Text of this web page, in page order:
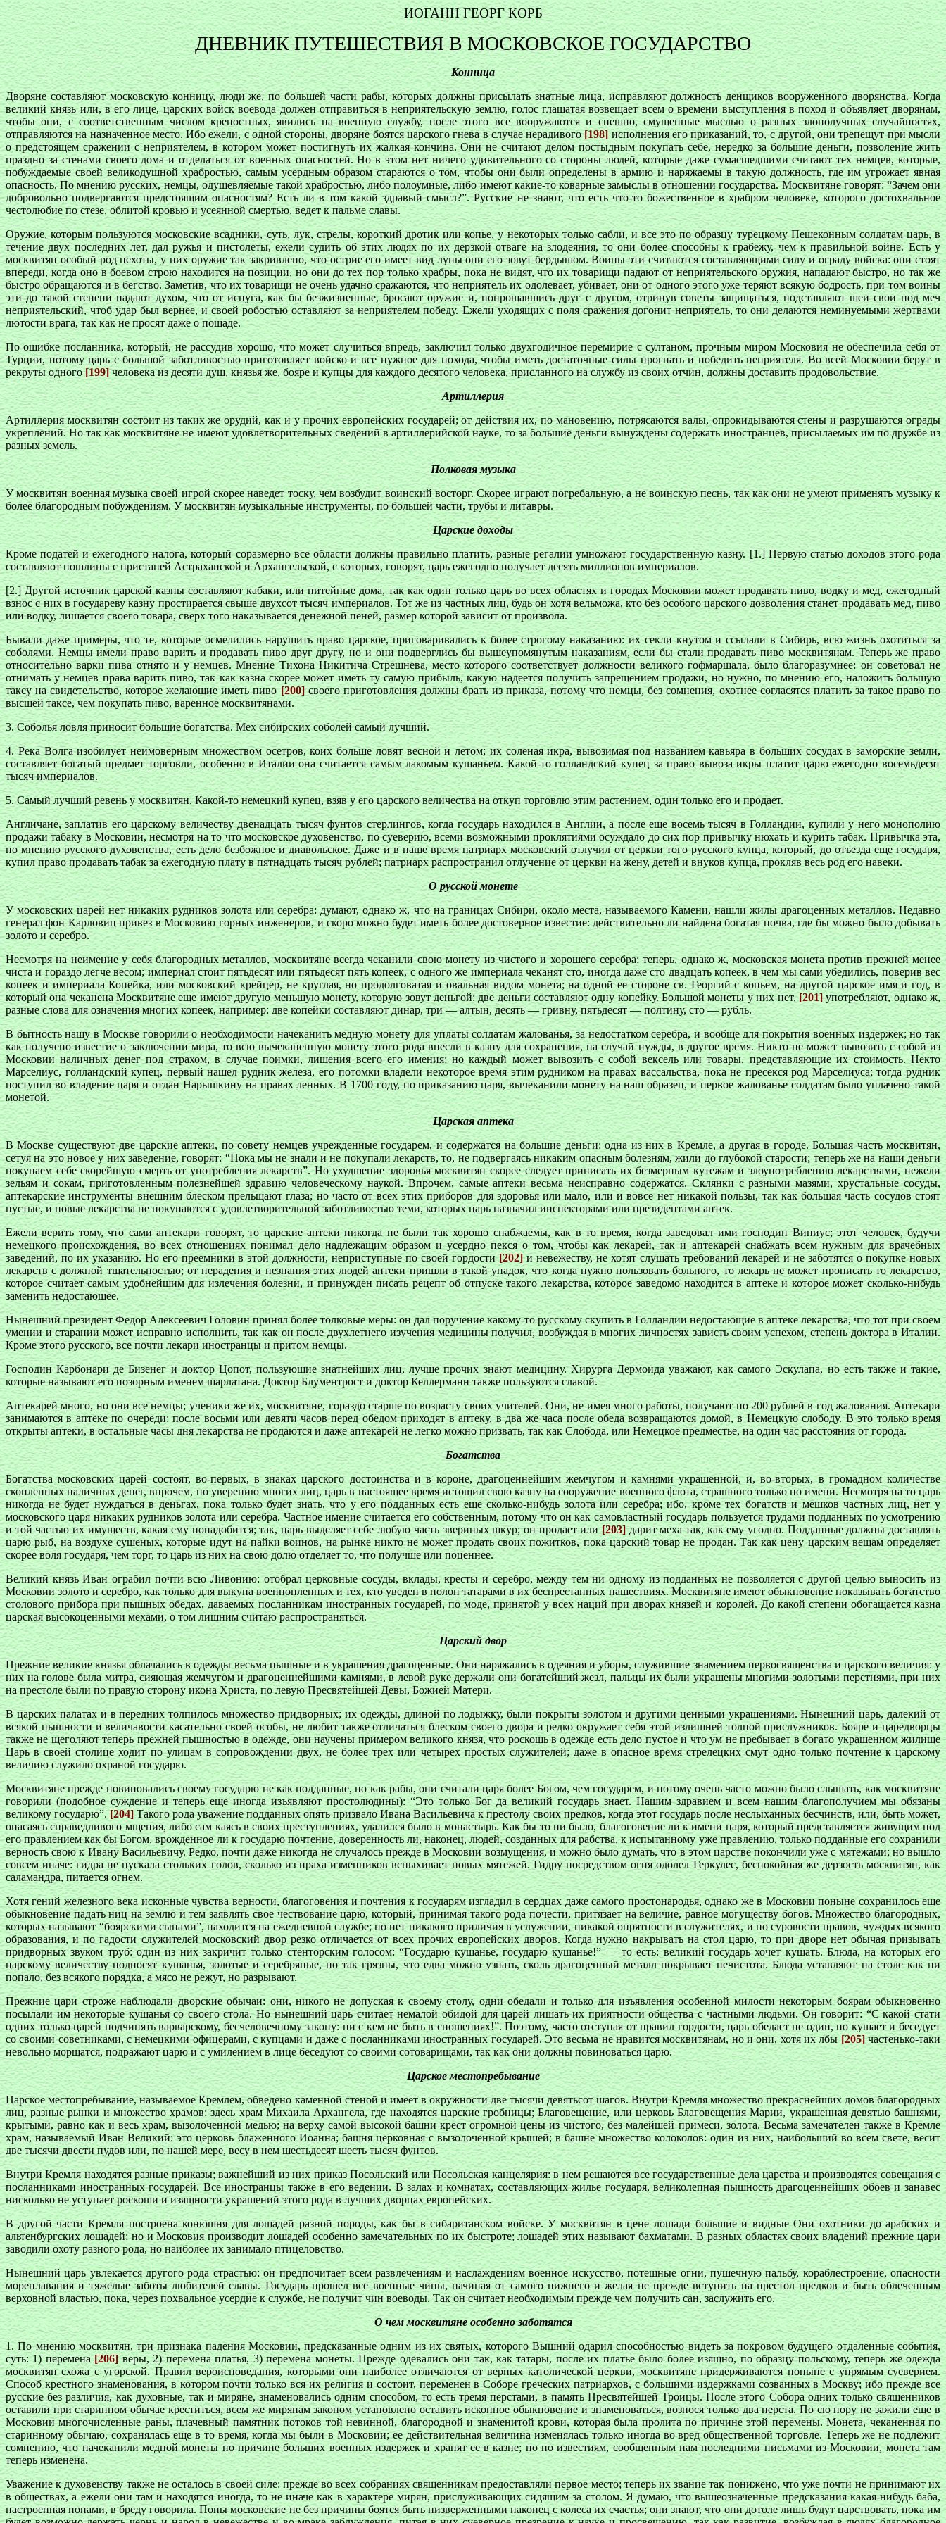
ИОГАНН ГЕОРГ КОРБ
ДНЕВНИК ПУТЕШЕСТВИЯ В МОСКОВСКОЕ ГОСУДАРСТВО
Конница
Дворяне составляют московскую конницу, люди же, по большей части рабы, которых должны присылать знатные лица, исправляют должность денщиков вооруженного дворянства. Когда
великий князь или, в его лице, царских войск воевода должен отправиться в неприятельскую землю, голос глашатая возвещает всем о времени выступления в поход и объявляет дворянам,
чтобы они, с соответственным числом крепостных, явились на военную службу, после этого все вооружаются и спешно, смущенные мыслью о разных злополучных случайностях,
отправляются на назначенное место. Ибо ежели, с одной стороны, дворяне боятся царского гнева в случае нерадивого[198] исполнения его приказаний, то, с другой, они трепещут при мысли
о предстоящем сражении с неприятелем, в котором может постигнуть их жалкая кончина. Они не считают делом постыдным покупать себе, нередко за большие деньги, позволение жить
праздно за стенами своего дома и отделаться от военных опасностей. Но в этом нет ничего удивительного со стороны людей, которые даже сумасшедшими считают тех немцев, которые,
побуждаемые своей великодушной храбростью, самым усердным образом стараются о том, чтобы они были определены в армию и наряжаемы в такую должность, где им угрожает явная
опасность. По мнению русских, немцы, одушевляемые такой храбростью, либо полоумные, либо имеют какие-то коварные замыслы в отношении государства. Москвитяне говорят: “Зачем они
добровольно подвергаются предстоящим опасностям? Есть ли в том какой здравый смысл?”. Русские не знают, что есть что-то божественное в храбром человеке, которого достохвальное
честолюбие по стезе, облитой кровью и усеянной смертью, ведет к пальме славы.
Оружие, которым пользуются московские всадники, суть, лук, стрелы, короткий дротик или копье, у некоторых только сабли, и все это по образцу турецкому Пешеконным солдатам царь, в
течение двух последних лет, дал ружья и пистолеты, ежели судить об этих людях по их дерзкой отваге на злодеяния, то они более способны к грабежу, чем к правильной войне. Есть у
москвитян особый род пехоты, у них оружие так закривлено, что острие его имеет вид луны они его зовут бердышом. Воины эти считаются составляющими силу и ограду войска: они стоят
впереди, когда оно в боевом строю находится на позиции, но они до тех пор только храбры, пока не видят, что их товарищи падают от неприятельского оружия, нападают быстро, но так же
быстро обращаются и в бегство. Заметив, что их товарищи не очень удачно сражаются, что неприятель их одолевает, убивает, они от одного этого уже теряют всякую бодрость, при том воины
эти до такой степени падают духом, что от испуга, как бы безжизненные, бросают оружие и, попрощавшись друг с другом, отринув советы защищаться, подставляют шеи свои под меч
неприятельский, чтоб удар был вернее, и своей робостью оставляют за неприятелем победу. Ежели уходящих с поля сражения догонит неприятель, то они делаются неминуемыми жертвами
лютости врага, так как не просят даже о пощаде.
По ошибке посланника, который, не рассудив хорошо, что может случиться впредь, заключил только двухгодичное перемирие с султаном, прочным миром Московия не обеспечила себя от
Турции, потому царь с большой заботливостью приготовляет войско и все нужное для похода, чтобы иметь достаточные силы прогнать и победить неприятеля. Во всей Московии берут в
рекруты одного[199]человека из десяти душ, князья же, бояре и купцы для каждого десятого человека, присланного на службу из своих отчин, должны доставить продовольствие.
Артиллерия
Артиллерия москвитян состоит из таких же орудий, как и у прочих европейских государей; от действия их, по мановению, потрясаются валы, опрокидываются стены и разрушаются ограды
укреплений. Но так как москвитяне не имеют удовлетворительных сведений в артиллерийской науке, то за большие деньги вынуждены содержать иностранцев, присылаемых им по дружбе из
разных земель.
Полковая музыка
У москвитян военная музыка своей игрой скорее наведет тоску, чем возбудит воинский восторг. Скорее играют погребальную, а не воинскую песнь, так как они не умеют применять музыку к
более благородным побуждениям. У москвитян музыкальные инструменты, по большей части, трубы и литавры.
Царские доходы
Кроме податей и ежегодного налога, который соразмерно все области должны правильно платить, разные регалии умножают государственную казну. [1.] Первую статью доходов этого рода
составляют пошлины с пристаней Астраханской и Архангельской, с которых, говорят, царь ежегодно получает десять миллионов империалов.
[2.] Другой источник царской казны составляют кабаки, или питейные дома, так как один только царь во всех областях и городах Московии может продавать пиво, водку и мед, ежегодный
взнос с них в государеву казну простирается свыше двухсот тысяч империалов. Тот же из частных лиц, будь он хотя вельможа, кто без особого царского дозволения станет продавать мед, пиво
или водку, лишается своего товара, сверх того наказывается денежной пеней, размер которой зависит от произвола.
Бывали даже примеры, что те, которые осмелились нарушить право царское, приговаривались к более строгому наказанию: их секли кнутом и ссылали в Сибирь, всю жизнь охотиться за
соболями. Немцы имели право варить и продавать пиво друг другу, но и они подверглись бы вышеупомянутым наказаниям, если бы стали продавать пиво москвитянам. Теперь же право
относительно варки пива отнято и у немцев. Мнение Тихона Никитича Стрешнева, место которого соответствует должности великого гофмаршала, было благоразумнее: он советовал не
отнимать у немцев права варить пиво, так как казна скорее может иметь ту самую прибыль, какую надеется получить запрещением продажи, но нужно, по мнению его, наложить большую
таксу на свидетельство, которое желающие иметь пиво[200]своего приготовления должны брать из приказа, потому что немцы, без сомнения, охотнее согласятся платить за такое право по
высшей таксе, чем покупать пиво, варенное москвитянами.
3. Соболья ловля приносит большие богатства. Мех сибирских соболей самый лучший.
4. Река Волга изобилует неимоверным множеством осетров, коих больше ловят весной и летом; их соленая икра, вывозимая под названием кавьяра в больших сосудах в заморские земли,
составляет богатый предмет торговли, особенно в Италии она считается самым лакомым кушаньем. Какой-то голландский купец за право вывоза икры платит царю ежегодно восемьдесят
тысяч империалов.
5. Самый лучший ревень у москвитян. Какой-то немецкий купец, взяв у его царского величества на откуп торговлю этим растением, один только его и продает.
Англичане, заплатив его царскому величеству двенадцать тысяч фунтов стерлингов, когда государь находился в Англии, а после еще восемь тысяч в Голландии, купили у него монополию
продажи табаку в Московии, несмотря на то что московское духовенство, по суеверию, всеми возможными проклятиями осуждало до сих пор привычку нюхать и курить табак. Привычка эта,
по мнению русского духовенства, есть дело безбожное и диавольское. Даже и в наше время патриарх московский отлучил от церкви того русского купца, который, до отъезда еще государя,
купил право продавать табак за ежегодную плату в пятнадцать тысяч рублей; патриарх распространил отлучение от церкви на жену, детей и внуков купца, прокляв весь род его навеки.
О русской монете
У московских царей нет никаких рудников золота или серебра: думают, однако ж, что на границах Сибири, около места, называемого Камени, нашли жилы драгоценных металлов. Недавно
генерал фон Карловиц привез в Московию горных инженеров, и скоро можно будет иметь более достоверное известие: действительно ли найдена богатая почва, где бы можно было добывать
золото и серебро.
Несмотря на неимение у себя благородных металлов, москвитяне всегда чеканили свою монету из чистого и хорошего серебра; теперь, однако ж, московская монета против прежней менее
чиста и гораздо легче весом; империал стоит пятьдесят или пятьдесят пять копеек, с одного же империала чеканят сто, иногда даже сто двадцать копеек, в чем мы сами убедились, поверив вес
копеек и империала Копейка, или московский крейцер, не круглая, но продолговатая и овальная видом монета; на одной ее стороне св. Георгий с копьем, на другой царское имя и год, в
который она чеканена Москвитяне еще имеют другую меньшую монету, которую зовут деньгой: две деньги составляют одну копейку. Большой монеты у них нет,[201]употребляют, однако ж,
разные слова для означения многих копеек, например: две копейки составляют динар, три — алтын, десять — гривну, пятьдесят — полтину, сто — рубль.
В бытность нашу в Москве говорили о необходимости начеканить медную монету для уплаты солдатам жалованья, за недостатком серебра, и вообще для покрытия военных издержек; но так
как получено известие о заключении мира, то всю вычеканенную монету этого рода внесли в казну для сохранения, на случай нужды, в другое время. Никто не может вывозить с собой из
Московии наличных денег под страхом, в случае поимки, лишения всего его имения; но каждый может вывозить с собой вексель или товары, представляющие их стоимость. Некто
Марселиус, голландский купец, первый нашел рудник железа, его потомки владели некоторое время этим рудником на правах вассальства, пока не пресекся род Марселиуса; тогда рудник
поступил во владение царя и отдан Нарышкину на правах ленных. В 1700 году, по приказанию царя, вычеканили монету на наш образец, и первое жалованье солдатам было уплачено такой
монетой.
Царская аптека
В Москве существуют две царские аптеки, по совету немцев учрежденные государем, и содержатся на большие деньги: одна из них в Кремле, а другая в городе. Большая часть москвитян,
сетуя на это новое у них заведение, говорят: “Пока мы не знали и не покупали лекарств, то, не подвергаясь никаким опасным болезням, жили до глубокой старости; теперь же на наши деньги
покупаем себе скорейшую смерть от употребления лекарств”. Но ухудшение здоровья москвитян скорее следует приписать их безмерным кутежам и злоупотреблению лекарствами, нежели
зельям и сокам, приготовленным полезнейшей здравию человеческому наукой. Впрочем, самые аптеки весьма неисправно содержатся. Склянки с разными мазями, хрустальные сосуды,
аптекарские инструменты внешним блеском прельщают глаза; но часто от всех этих приборов для здоровья или мало, или и вовсе нет никакой пользы, так как большая часть сосудов стоят
пустые, и новые лекарства не покупаются с удовлетворительной заботливостью теми, которых царь назначил инспекторами или президентами аптек.
Ежели верить тому, что сами аптекари говорят, то царские аптеки никогда не были так хорошо снабжаемы, как в то время, когда заведовал ими господин Виниус; этот человек, будучи
немецкого происхождения, во всех отношениях понимал дело надлежащим образом и усердно пекся о том, чтобы как лекарей, так и аптекарей снабжать всем нужным для врачебных
заведений, по их указанию. Но его преемники в этой должности, неприступные по своей гордости[202]и невежеству, не хотят слушать требований лекарей и не заботятся о покупке новых
лекарств с должной тщательностью; от нерадения и незнания этих людей аптеки пришли в такой упадок, что когда нужно пользовать больного, то лекарь не может прописать то лекарство,
которое считает самым удобнейшим для излечения болезни, и принужден писать рецепт об отпуске такого лекарства, которое заведомо находится в аптеке и которое может сколько-нибудь
заменить недостающее.
Нынешний президент Федор Алексеевич Головин принял более толковые меры: он дал поручение какому-то русскому скупить в Голландии недостающие в аптеке лекарства, что тот при своем
умении и старании может исправно исполнить, так как он после двухлетнего изучения медицины получил, возбуждая в многих личностях зависть своим успехом, степень доктора в Италии.
Кроме этого русского, все почти лекари иностранцы и притом немцы.
Господин Карбонари де Бизенег и доктор Цопот, пользующие знатнейших лиц, лучше прочих знают медицину. Хирурга Дермоида уважают, как самого Эскулапа, но есть также и такие,
которые называют его позорным именем шарлатана. Доктор Блументрост и доктор Келлерманн также пользуются славой.
Аптекарей много, но они все немцы; ученики же их, москвитяне, гораздо старше по возрасту своих учителей. Они, не имея много работы, получают по 200 рублей в год жалования. Аптекари
занимаются в аптеке по очереди: после восьми или девяти часов перед обедом приходят в аптеку, в два же часа после обеда возвращаются домой, в Немецкую слободу. В это только время
открыты аптеки, в остальные часы дня лекарства не продаются и даже аптекарей не легко можно призвать, так как Слобода, или Немецкое предместье, на один час расстояния от города.
Богатства
Богатства московских царей состоят, во-первых, в знаках царского достоинства и в короне, драгоценнейшим жемчугом и камнями украшенной, и, во-вторых, в громадном количестве
скопленных наличных денег, впрочем, по уверению многих лиц, царь в настоящее время истощил свою казну на сооружение военного флота, страшного только по имени. Несмотря на то царь
никогда не будет нуждаться в деньгах, пока только будет знать, что у его подданных есть еще сколько-нибудь золота или серебра; ибо, кроме тех богатств и мешков частных лиц, нет у
московского царя никаких рудников золота или серебра. Частное имение считается его собственным, потому что он как самовластный государь пользуется трудами подданных по усмотрению
и той частью их имуществ, какая ему понадобится; так, царь выделяет себе любую часть звериных шкур; он продает или[203]дарит меха так, как ему угодно. Подданные должны доставлять
царю рыб, на воздухе сушеных, которые идут на пайки воинов, на рынке никто не может продать своих пожитков, пока царский товар не продан. Так как цену царским вещам определяет
скорее воля государя, чем торг, то царь из них на свою долю отделяет то, что получше или поценнее.
Великий князь Иван ограбил почти всю Ливонию: отобрал церковные сосуды, вклады, кресты и серебро, между тем ни одному из подданных не позволяется с другой целью выносить из
Московии золото и серебро, как только для выкупа военнопленных и тех, кто уведен в полон татарами в их беспрестанных нашествиях. Москвитяне имеют обыкновение показывать богатство
столового прибора при пышных обедах, даваемых посланникам иностранных государей, по моде, принятой у всех наций при дворах князей и королей. До какой степени обогащается казна
царская высокоценными мехами, о том лишним считаю распространяться.
Царский двор
Прежние великие князья облачались в одежды весьма пышные и в украшения драгоценные. Они наряжались в одеяния и уборы, служившие знамением первосвященства и царского величия: у
них на голове была митра, сияющая жемчугом и драгоценнейшими камнями, в левой руке держали они богатейший жезл, пальцы их были украшены многими золотыми перстнями, при них
на престоле были по правую сторону икона Христа, по левую Пресвятейшей Девы, Божией Матери.
В царских палатах и в передних толпилось множество придворных; их одежды, длиной по лодыжку, были покрыты золотом и другими ценными украшениями. Нынешний царь, далекий от
всякой пышности и величавости касательно своей особы, не любит также отличаться блеском своего двора и редко окружает себя этой излишней толпой прислужников. Бояре и царедворцы
также не щеголяют теперь прежней пышностью в одежде, они научены примером великого князя, что роскошь в одежде есть дело пустое и что ум не пребывает в богато украшенном жилище
Царь в своей столице ходит по улицам в сопровождении двух, не более трех или четырех простых служителей; даже в опасное время стрелецких смут одно только почтение к царскому
величию служило охраной государю.
Москвитяне прежде повиновались своему государю не как подданные, но как рабы, они считали царя более Богом, чем государем, и потому очень часто можно было слышать, как москвитяне
говорили (подобное суждение и теперь еще иногда изъявляют простолюдины): “Это только Бог да великий государь знает. Нашим здравием и всем нашим благополучием мы обязаны
великому государю”.[204]Такого рода уважение подданных опять призвало Ивана Васильевича к престолу своих предков, когда этот государь после неслыханных бесчинств, или, быть может,
опасаясь справедливого мщения, либо сам каясь в своих преступлениях, удалился было в монастырь. Как бы то ни было, благоговение ли к имени царя, который представляется живущим под
его правлением как бы Богом, врожденное ли к государю почтение, доверенность ли, наконец, людей, созданных для рабства, к испытанному уже правлению, только подданные его сохранили
верность свою к Ивану Васильевичу. Редко, почти даже никогда не случалось прежде в Московии возмущения, и можно было думать, что в этом царстве покончили уже с мятежами; но вышло
совсем иначе: гидра не пускала стольких голов, сколько из праха изменников вспыхивает новых мятежей. Гидру посредством огня одолел Геркулес, беспокойная же дерзость москвитян, как
саламандра, питается огнем.
Хотя гений железного века исконные чувства верности, благоговения и почтения к государям изгладил в сердцах даже самого простонародья, однако же в Московии поныне сохранилось еще
обыкновение падать ниц на землю и тем заявлять свое чествование царю, который, принимая такого рода почести, притязает на величие, равное могуществу богов. Множество благородных,
которых называют “боярскими сынами”, находится на ежедневной службе; но нет никакого приличия в услужении, никакой опрятности в служителях, и по суровости нравов, чуждых всякого
образования, и по гадости служителей московский двор резко отличается от всех прочих европейских дворов. Когда нужно накрывать на стол царю, то при дворе нет обычая призывать
придворных звуком труб: один из них закричит только стенторским голосом: “Государю кушанье, государю кушанье!” — то есть: великий государь хочет кушать. Блюда, на которых его
царскому величеству подносят кушанья, золотые и серебряные, но так грязны, что едва можно узнать, сколь драгоценный металл покрывает нечистота. Блюда уставляют на столе как ни
попало, без всякого порядка, а мясо не режут, но разрывают.
Прежние цари строже наблюдали дворские обычаи: они, никого не допуская к своему столу, одни обедали и только для изъявления особенной милости некоторым боярам обыкновенно
посылали им некоторые кушанья со своего стола. Но нынешний царь считает немалой обидой для царей лишать их приятности общества с частными людьми. Он говорит: “С какой стати
одних только царей подчинять варварскому, бесчеловечному закону: ни с кем не быть в сношениях!”. Поэтому, часто отступая от правил гордости, царь обедает не один, но кушает и беседует
со своими советниками, с немецкими офицерами, с купцами и даже с посланниками иностранных государей. Это весьма не нравится москвитянам, но и они, хотя их лбы[205]частенько-таки
невольно морщатся, подражают царю и с умилением в лице беседуют со своими сотоварищами, так как они должны повиноваться царю.
Царское местопребывание
Царское местопребывание, называемое Кремлем, обведено каменной стеной и имеет в окружности две тысячи девятьсот шагов. Внутри Кремля множество прекраснейших домов благородных
лиц, разные рынки и множество храмов: здесь храм Михаила Архангела, где находятся царские гробницы; Благовещение, или церковь Благовещения Марии, украшенная девятью башнями,
крытыми, равно как и весь храм, вызолоченной медью; на верху самой высокой башни крест огромной цены из чистого, без малейшей примеси, золота. Весьма замечателен также в Кремле
храм, называемый Иван Великий: это церковь блаженного Иоанна; башня церковная с вызолоченной крышей; в башне множество колоколов: один из них, наибольший во всем свете, весит
две тысячи двести пудов или, по нашей мере, весу в нем шестьдесят шесть тысяч фунтов.
Внутри Кремля находятся разные приказы; важнейший из них приказ Посольский или Посольская канцелярия: в нем решаются все государственные дела царства и производятся совещания с
посланниками иностранных государей. Все иностранцы также в его ведении. В залах и комнатах, составляющих жилье государя, великолепная пышность драгоценнейших обоев и занавес
нисколько не уступает роскоши и изящности украшений этого рода в лучших дворцах европейских.
В другой части Кремля построена конюшня для лошадей разной породы, как бы в сибаританском войске. У москвитян в цене лошади большие и видные Они охотники до арабских и
альтенбургских лошадей; но и Московия производит лошадей особенно замечательных по их быстроте; лошадей этих называют бахматами. В разных областях своих владений прежние цари
заводили охоту разного рода, но наиболее их занимало птицеловство.
Нынешний царь увлекается другого рода страстью: он предпочитает всем развлечениям и наслаждениям военное искусство, потешные огни, пушечную пальбу, кораблестроение, опасности
мореплавания и тяжелые заботы любителей славы. Государь прошел все военные чины, начиная от самого нижнего и желая не прежде вступить на престол предков и быть облеченным
верховной властью, пока, через похвальное усердие к службе, не получит чин воеводы. Так он считает необходимым прежде чем получить сан, заслужить его.
О чем москвитяне особенно заботятся
1. По мнению москвитян, три признака падения Московии, предсказанные одним из их святых, которого Вышний одарил способностью видеть за покровом будущего отдаленные события,
суть: 1) перемена [206]веры, 2) перемена платья, 3) перемена монеты. Прежде одевались они так, как татары, после их платье было более изящно, по образцу польскому, теперь же одежда
москвитян схожа с угорской. Правил вероисповедания, которыми они наиболее отличаются от верных католической церкви, москвитяне придерживаются поныне с упрямым суеверием.
Способ крестного знаменования, в котором почти только вся их религия и состоит, переменен в Соборе греческих патриархов, с большими издержками созванных в Москву; ибо прежде все
русские без различия, как духовные, так и миряне, знаменовались одним способом, то есть тремя перстами, в память Пресвятейшей Троицы. После этого Собора одних только священников
оставили при старинном обычае креститься, всем же мирянам законом установлено оставить исконное обыкновение и знаменоваться, вознося только два перста. По сю пору не зажили еще в
Московии многочисленные раны, плачевный памятник потоков той невинной, благородной и знаменитой крови, которая была пролита по причине этой перемены. Монета, чеканенная по
старинному обычаю, сохранялась еще в то время, когда мы были в Московии; ее действительная величина изменялась только иногда во вред общественной торговле. Теперь же не подлежит
сомнению, что начеканили медной монеты по причине больших военных издержек и хранят ее в казне; но по известиям, сообщенным нам последними письмами из Московии, монета там
теперь изменена.
Уважение к духовенству также не осталось в своей силе: прежде во всех собраниях священникам предоставляли первое место; теперь их звание так понижено, что уже почти не принимают их
в обществах, а ежели они там и находятся иногда, то не иначе как в характере мирян, прислуживающих сидящим за столом. Я думаю, что вышеозначенные предсказания какая-нибудь баба,
настроенная попами, в бреду говорила. Попы московские не без причины боятся быть низверженными наконец с колеса их счастья; они знают, что они дотоле лишь будут царствовать, пока им